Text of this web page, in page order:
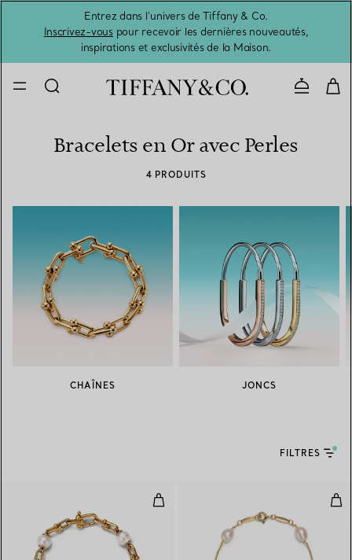
Entrez dans l’univers de Tiffany & Co.
Inscrivez-vouspour recevoir les dernières nouveautés,
inspirations et exclusivités de la Maison.
Bracelets en Or avec Perles
4 PRODUITS
CHAÎNES JONCS
FILTRES
Bracelet à maillons en or jaune